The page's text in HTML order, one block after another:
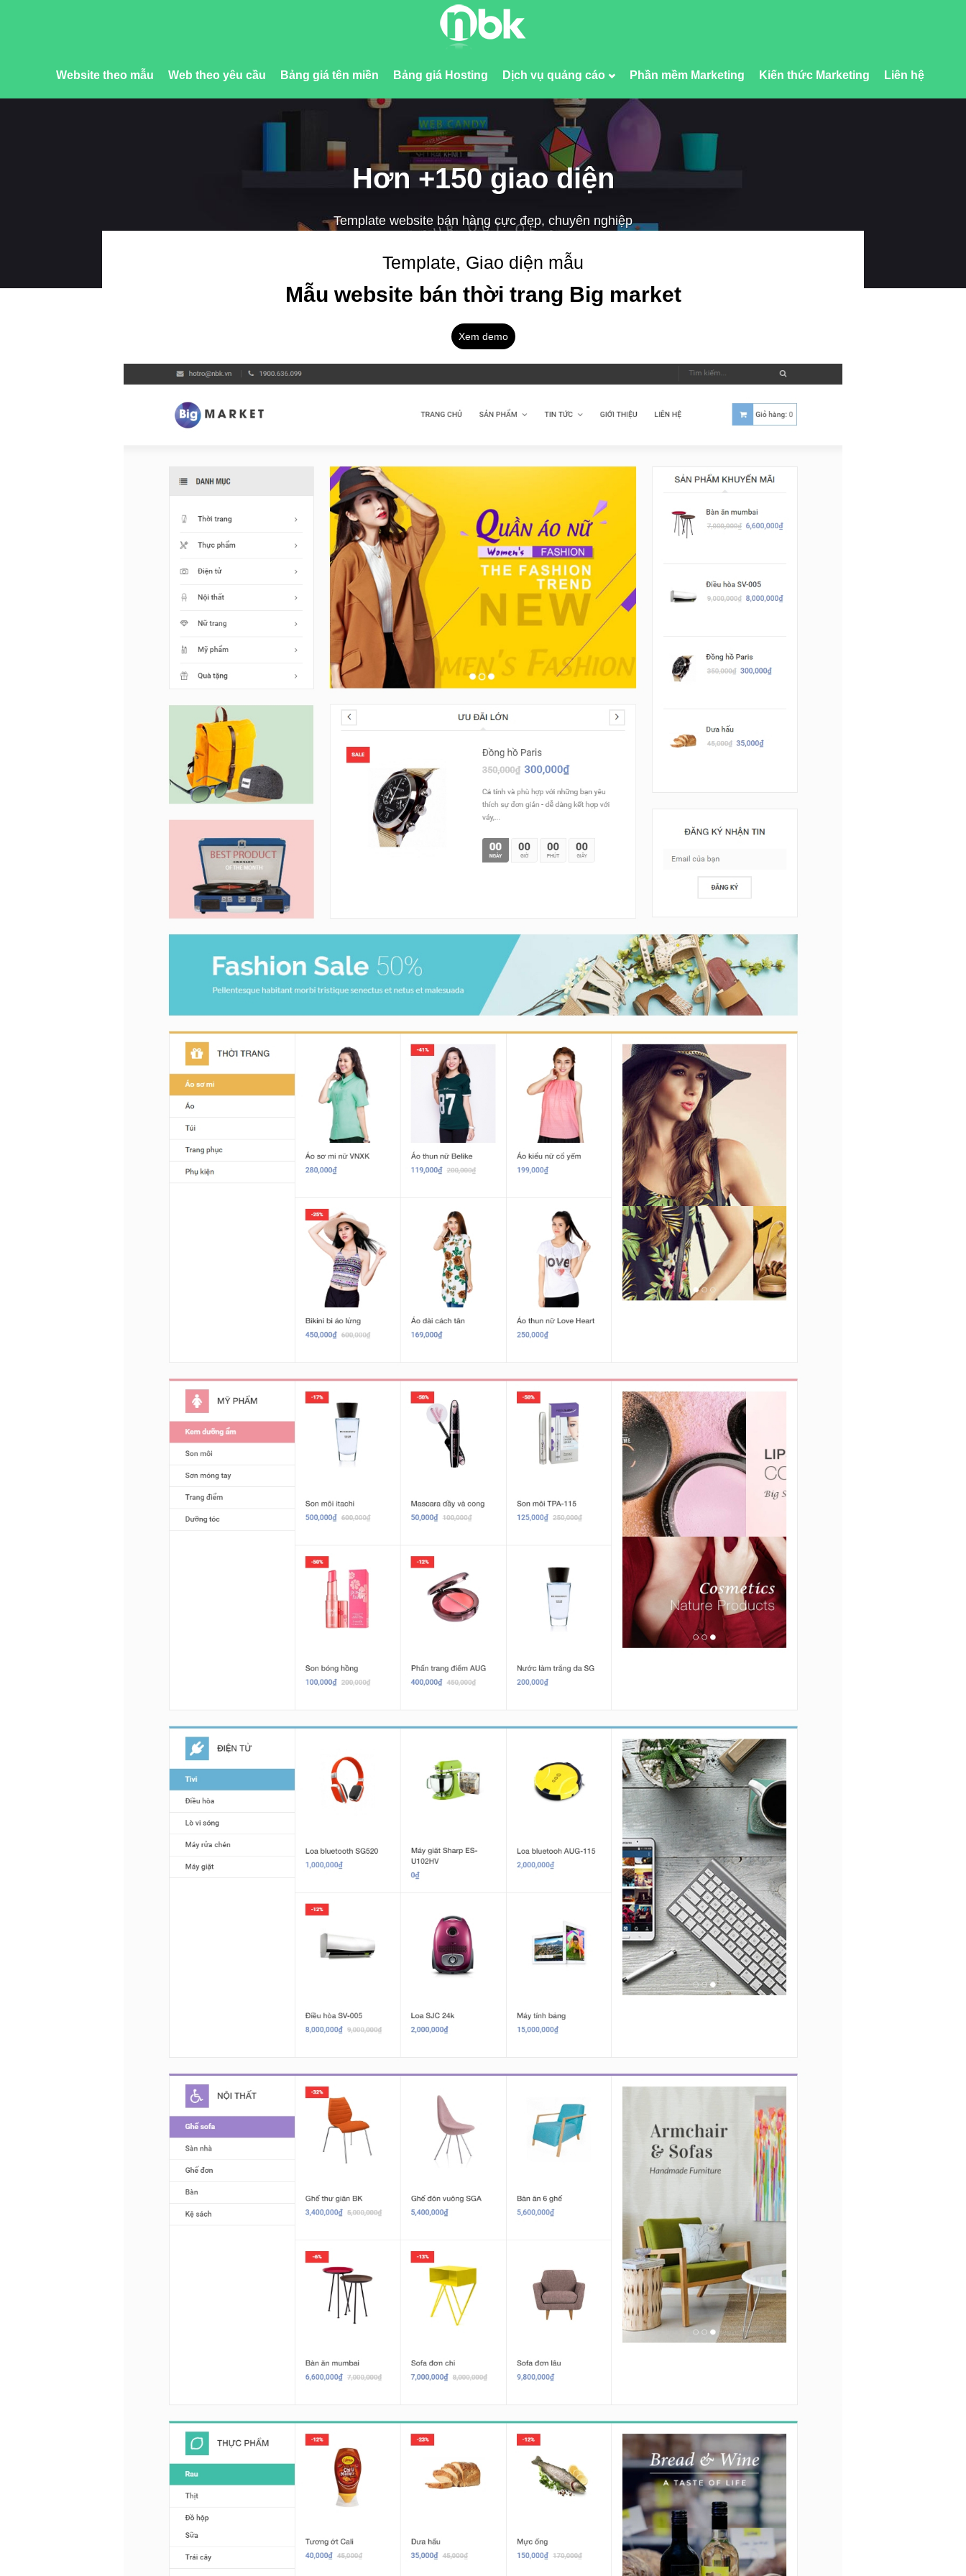
Website theo mẫu Web theo yêu cầu Bảng giá tên miền Bảng giá Hosting Dịch vụ quảng cáo Phần mềm Marketing Kiến thức Marketing Liên hệ
Hơn +150 giao diện
Template website bán hàng cực đẹp, chuyên nghiệp
Template, Giao diện mẫu
Mẫu website bán thời trang Big market
Xem demo